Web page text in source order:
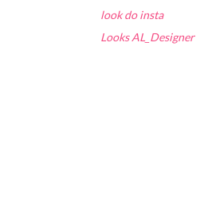
look do insta
Looks AL_Designer